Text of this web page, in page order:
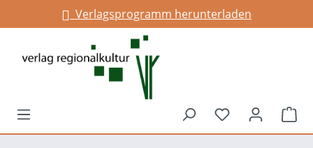
springenVerlagsprogramm herunterladen
Du hast 0